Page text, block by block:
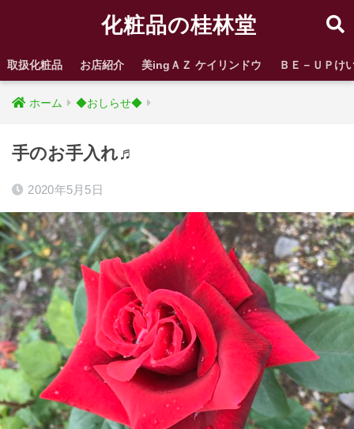
化粧品の桂林堂
取扱化粧品 お店紹介 美ingＡＺ ケイリンドウ ＢＥ－ＵＰけ
ホーム ◆おしらせ◆
手のお手入れ♬
2020年5月5日